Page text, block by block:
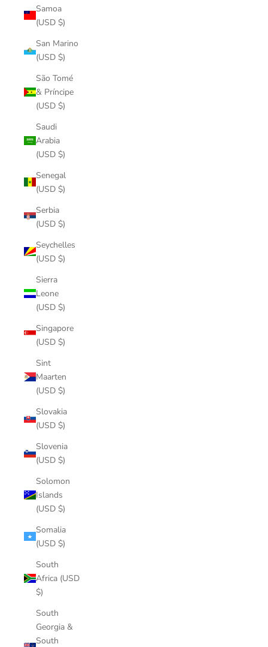
Samoa
(USD $)
San Marino
(USD $)
São Tomé
& Príncipe
(USD $)
Saudi
Arabia
(USD $)
Senegal
(USD $)
Serbia
(USD $)
Seychelles
(USD $)
Sierra
Leone
(USD $)
Singapore
(USD $)
Sint
Maarten
(USD $)
Slovakia
(USD $)
Slovenia
(USD $)
Solomon
Islands
(USD $)
Somalia
(USD $)
South
Africa (USD
$)
South
Georgia &
South